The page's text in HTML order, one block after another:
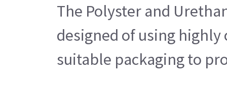
The Polyster and
designed of using
suitable packaging to